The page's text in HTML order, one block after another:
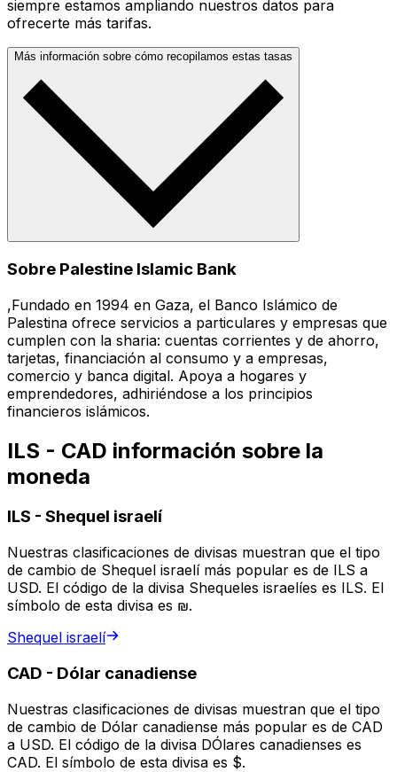
siempre estamos ampliando nuestros datos para
ofrecerte más tarifas.
Más información sobre cómo recopilamos estas tasas
Sobre Palestine Islamic Bank
,Fundado en 1994 en Gaza, el Banco Islámico de
Palestina ofrece servicios a particulares y empresas que
cumplen con la sharia: cuentas corrientes y de ahorro,
tarjetas, financiación al consumo y a empresas,
comercio y banca digital. Apoya a hogares y
emprendedores, adhiriéndose a los principios
financieros islámicos.
ILS - CAD información sobre la
moneda
ILS - Shequel israelí
Nuestras clasificaciones de divisas muestran que el tipo
de cambio de Shequel israelí más popular es de ILS a
USD. El código de la divisa Shequeles israelíes es ILS. El
símbolo de esta divisa es ₪.
Shequel israelí
CAD - Dólar canadiense
Nuestras clasificaciones de divisas muestran que el tipo
de cambio de Dólar canadiense más popular es de CAD
a USD. El código de la divisa DÓlares canadienses es
CAD. El símbolo de esta divisa es $.